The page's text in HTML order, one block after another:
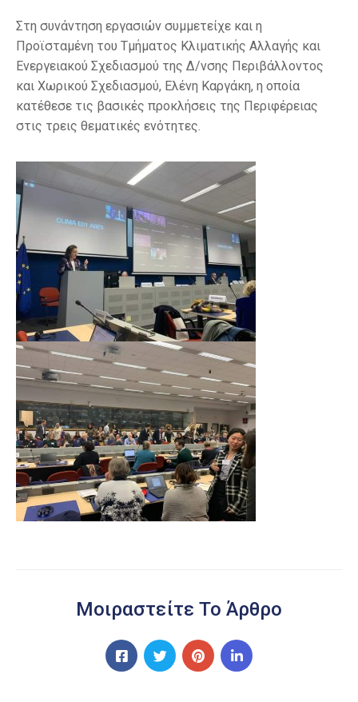
Στη συνάντηση εργασιών συμμετείχε και η
Προϊσταμένη του Τμήματος Κλιματικής Αλλαγής και
Ενεργειακού Σχεδιασμού της Δ/νσης Περιβάλλοντος
και Χωρικού Σχεδιασμού, Ελένη Καργάκη, η οποία
κατέθεσε τις βασικές προκλήσεις της Περιφέρειας
στις τρεις θεματικές ενότητες.
Μοιραστείτε Το Άρθρο